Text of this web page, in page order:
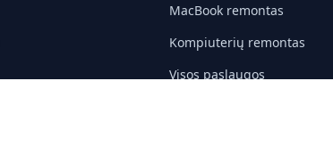
MacBook remontas
Kompiuterių remontas
Visos paslaugos